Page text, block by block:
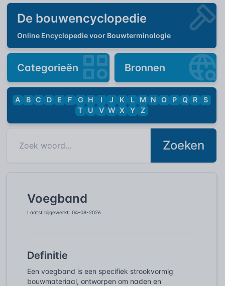
De bouwencyclopedie
Online Encyclopedie voor Bouwterminologie
Categorieën Bronnen
A B C D E F G H I J K L M N O P Q R
S
T
U V W X Y Z
Zoeken
Voegband
Laatst bijgewerkt: 04-08-2026
Definitie
Een voegband is een specifiek strookvormig
bouwmateriaal, ontworpen om naden en